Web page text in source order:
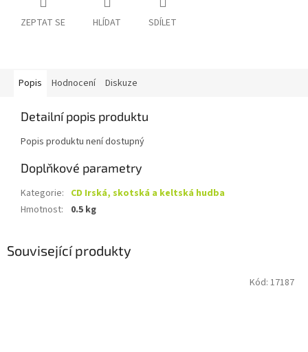
ZEPTAT SE HLÍDAT SDÍLET
Popis Hodnocení Diskuze
Detailní popis produktu
Popis produktu není dostupný
Doplňkové parametry
Kategorie: CD Irská, skotská a keltská hudba
Hmotnost: 0.5 kg
Související produkty
Kód: 17187